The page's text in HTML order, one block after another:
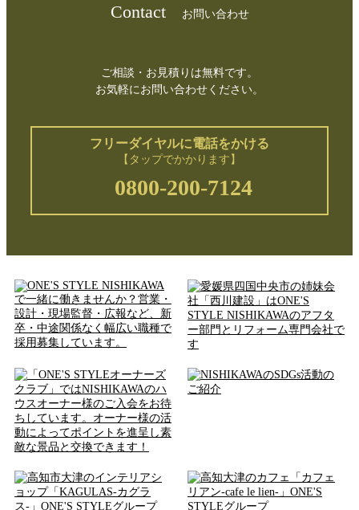
Contact お問い合わせ
ご相談・お見積りは無料です。
お気軽にお問い合わせください。
フリーダイヤルに電話をかける
【タップでかかります】
0800-200-7124